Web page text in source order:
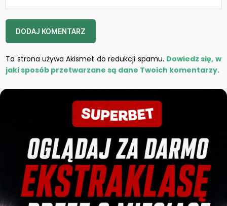
Ta strona używa Akismet do redukcji spamu. Dowiedz się, w
jaki sposób przetwarzane są dane Twoich komentarzy.